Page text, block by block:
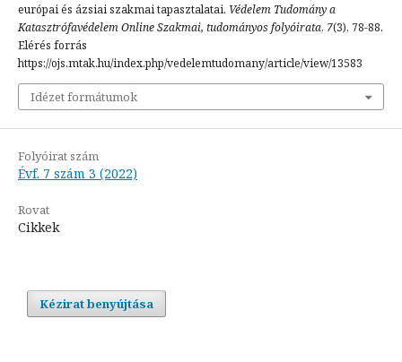
európai és ázsiai szakmai tapasztalatai. Védelem Tudomány a
Katasztrófavédelem Online Szakmai, tudományos folyóirata, 7(3), 78-88.
Elérés forrás
https://ojs.mtak.hu/index.php/vedelemtudomany/article/view/13583
Idézet formátumok
Folyóirat szám
Évf. 7 szám 3 (2022)
Rovat
Cikkek
Kézirat benyújtása